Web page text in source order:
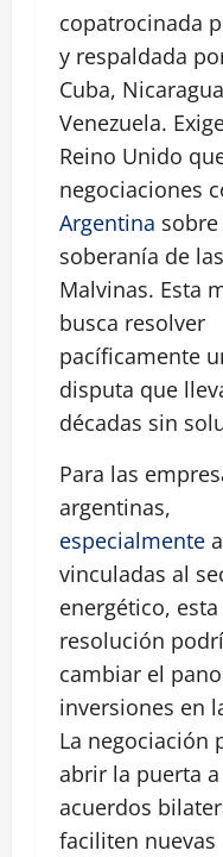
copatrocinada
y respaldada
Cuba,
Venezuela.
Reino Unido
negociaciones
Argentina sobre
soberanía de
Malvinas. Esta
busca resolver
pacíficamente
disputa que
décadas sin
Para las
argentinas,
especialmente
vinculadas al
energético, esta
resolución
cambiar el
inversiones en
La negociación
abrir la puerta a
acuerdos
faciliten nuevas